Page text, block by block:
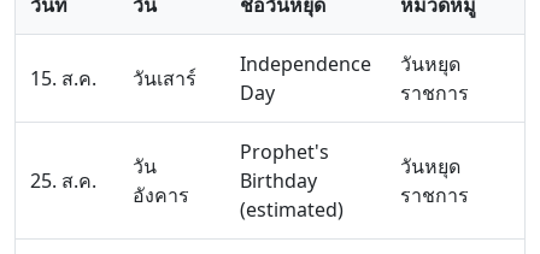
15. ส.ค. วันเสาร์
Independence
Day
วันหยุด
ราชการ
25. ส.ค.
วัน
อังคาร
Prophet's
Birthday
(estimated)
วันหยุด
ราชการ